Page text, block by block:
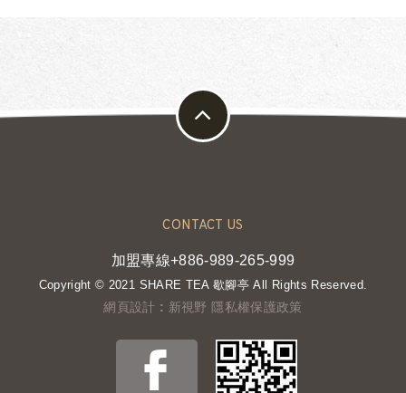
CONTACT US
加盟專線+886-989-265-999
Copyright © 2021 SHARE TEA 歇腳亭 All Rights Reserved.
網頁設計 : 新視野 隱私權保護政策